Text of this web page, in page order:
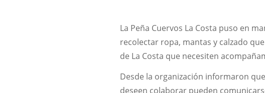
La Peña Cuervos La Costa puso en
recolectar ropa, mantas y calzado
de La Costa que necesiten
Desde la organización informaron
deseen colaborar pueden